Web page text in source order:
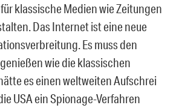
klassische Medien wie Zeitungen
Das Internet ist eine neue
Es muss den
wie die klassischen
es einen weltweiten Aufschrei
USA ein Spionage-Verfahren